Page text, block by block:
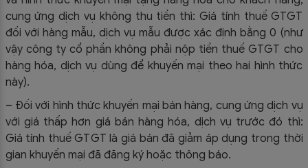
cung ứng dịch vụ không thu tiền thì: Giá tính thuế GTGT
đối với hàng mẫu, dịch vụ mẫu được xác định bằng 0 (như
vậy công ty cổ phần không phải nộp tiền thuế GTGT cho
hàng hóa, dịch vụ dùng để khuyến mại theo hai hình thức
này).
– Đối với hình thức khuyến mại bán hàng, cung ứng dịch vụ
với giá thấp hơn giá bán hàng hóa, dịch vụ trước đó thì:
Giá tính thuế GTGT là giá bán đã giảm áp dụng trong thời
gian khuyến mại đã đăng ký hoặc thông báo.